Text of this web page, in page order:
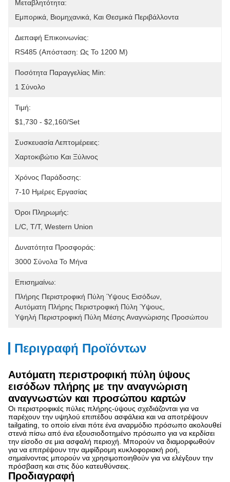
Μεταβλητότητα:
Εμπορικά, Βιομηχανικά, Και Θεσμικά Περιβάλλοντα
Διεπαφή Επικοινωνίας:
RS485 (απόσταση: Ως Το 1200 Μ)
Ποσότητα Παραγγελίας Min:
1 Σύνολο
Τιμή:
$1,730 - $2,160/set
Συσκευασία Λεπτομέρειες:
Χαρτοκιβώτιο Και Ξύλινος
Χρόνος Παράδοσης:
7-10 Ημέρες Εργασίας
Όροι Πληρωμής:
L/C, T/T, Western Union
Δυνατότητα Προσφοράς:
3000 Σύνολα Το Μήνα
Επισημαίνω:
Πλήρης Περιστροφική Πύλη Ύψους Εισόδων
Αυτόματη Πλήρης Περιστροφική Πύλη Ύψους
Υψηλή Περιστροφική Πύλη Μέσης Αναγνώρισης Προσώπου
Περιγραφή Προϊόντων
Αυτόματη περιστροφική πύλη ύψους
εισόδων πλήρης με την αναγνώριση
αναγνωστών και προσώπου καρτών
Οι περιστροφικές πύλες πλήρης-ύψους σχεδιάζονται για να
παρέχουν την υψηλού επιπέδου ασφάλεια και να αποτρέψουν
tailgating, το οποίο είναι πότε ένα αναρμόδιο πρόσωπο ακολουθεί
στενά πίσω από ένα εξουσιοδοτημένο πρόσωπο για να κερδίσει
την είσοδο σε μια ασφαλή περιοχή. Μπορούν να διαμορφωθούν
για να επιτρέψουν την αμφίδρομη κυκλοφοριακή ροή,
σημαίνοντας μπορούν να χρησιμοποιηθούν για να ελέγξουν την
πρόσβαση και στις δύο κατευθύνσεις.
Προδιαγραφή